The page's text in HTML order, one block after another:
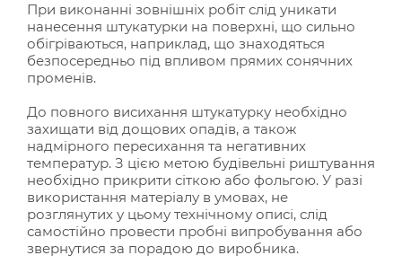
При виконанні зовнішніх робіт слід уникати
нанесення штукатурки на поверхні, що сильно
обігріваються, наприклад, що знаходяться
безпосередньо під впливом прямих сонячних
променів.
До повного висихання штукатурку необхідно
захищати від дощових опадів, а також
надмірного пересихання та негативних
температур. З цією метою будівельні риштування
необхідно прикрити сіткою або фольгою. У разі
використання матеріалу в умовах, не
розглянутих у цьому технічному описі, слід
самостійно провести пробні випробування або
звернутися за порадою до виробника.